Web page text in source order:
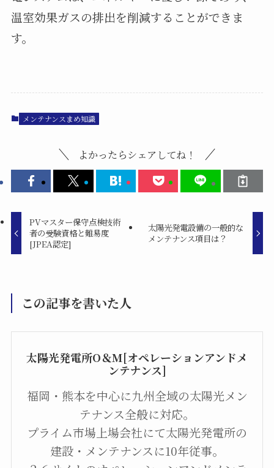
温室効果ガスの排出を削減することができま
す。
メンテナンスまめ知識
よかったらシェアしてね！
PVマスター保守点検技術
者の受験資格と難易度
[JPEA認定]
太陽光発電設備の一般的な
メンテナンス項目は？
この記事を書いた人
太陽光発電所O＆M[オペレーションアンドメ
ンテナンス]
福岡・熊本を中心に九州全域の太陽光メン
テナンス全般に対応。
プライム市場上場会社にて太陽光発電所の
建設・メンテナンスに10年従事。